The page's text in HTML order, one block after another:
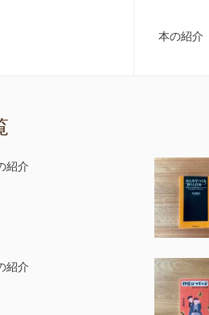
本の紹介
紹介
紹介